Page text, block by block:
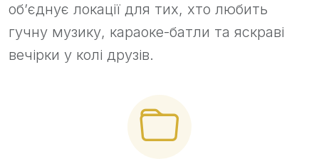
об’єднує локації для тих, хто любить
гучну музику, караоке-батли та яскраві
вечірки у колі друзів.